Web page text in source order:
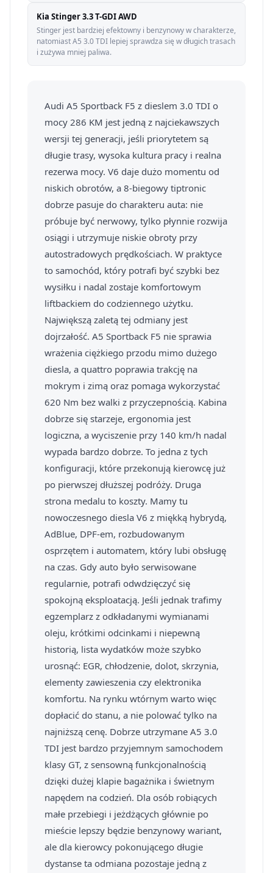
Kia Stinger 3.3 T-GDI AWD
Stinger jest bardziej efektowny i benzynowy w charakterze,
natomiast A5 3.0 TDI lepiej sprawdza się w długich trasach
i zużywa mniej paliwa.
Audi A5 Sportback F5 z dieslem 3.0 TDI o
mocy 286 KM jest jedną z najciekawszych
wersji tej generacji, jeśli priorytetem są
długie trasy, wysoka kultura pracy i realna
rezerwa mocy. V6 daje dużo momentu od
niskich obrotów, a 8-biegowy tiptronic
dobrze pasuje do charakteru auta: nie
próbuje być nerwowy, tylko płynnie rozwija
osiągi i utrzymuje niskie obroty przy
autostradowych prędkościach. W praktyce
to samochód, który potrafi być szybki bez
wysiłku i nadal zostaje komfortowym
liftbackiem do codziennego użytku.
Największą zaletą tej odmiany jest
dojrzałość. A5 Sportback F5 nie sprawia
wrażenia ciężkiego przodu mimo dużego
diesla, a quattro poprawia trakcję na
mokrym i zimą oraz pomaga wykorzystać
620 Nm bez walki z przyczepnością. Kabina
dobrze się starzeje, ergonomia jest
logiczna, a wyciszenie przy 140 km/h nadal
wypada bardzo dobrze. To jedna z tych
konfiguracji, które przekonują kierowcę już
po pierwszej dłuższej podróży. Druga
strona medalu to koszty. Mamy tu
nowoczesnego diesla V6 z miękką hybrydą,
AdBlue, DPF-em, rozbudowanym
osprzętem i automatem, który lubi obsługę
na czas. Gdy auto było serwisowane
regularnie, potrafi odwdzięczyć się
spokojną eksploatacją. Jeśli jednak trafimy
egzemplarz z odkładanymi wymianami
oleju, krótkimi odcinkami i niepewną
historią, lista wydatków może szybko
urosnąć: EGR, chłodzenie, dolot, skrzynia,
elementy zawieszenia czy elektronika
komfortu. Na rynku wtórnym warto więc
dopłacić do stanu, a nie polować tylko na
najniższą cenę. Dobrze utrzymane A5 3.0
TDI jest bardzo przyjemnym samochodem
klasy GT, z sensowną funkcjonalnością
dzięki dużej klapie bagażnika i świetnym
napędem na codzień. Dla osób robiących
małe przebiegi i jeżdżących głównie po
mieście lepszy będzie benzynowy wariant,
ale dla kierowcy pokonującego długie
dystanse ta odmiana pozostaje jedną z